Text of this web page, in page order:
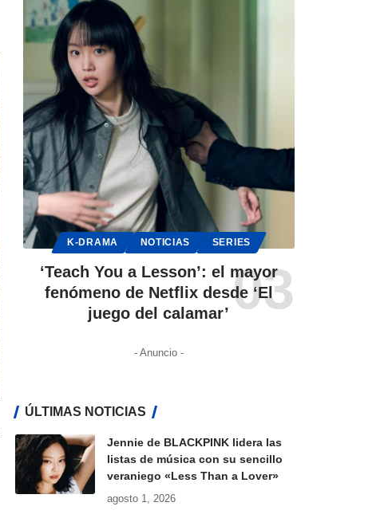
K-DRAMA NOTICIAS SERIES
‘Teach You a Lesson’: el mayor
fenómeno de Netflix desde ‘El
juego del calamar’
- Anuncio -
ÚLTIMAS NOTICIAS
Jennie de BLACKPINK lidera las
listas de música con su sencillo
veraniego «Less Than a Lover»
agosto 1, 2026